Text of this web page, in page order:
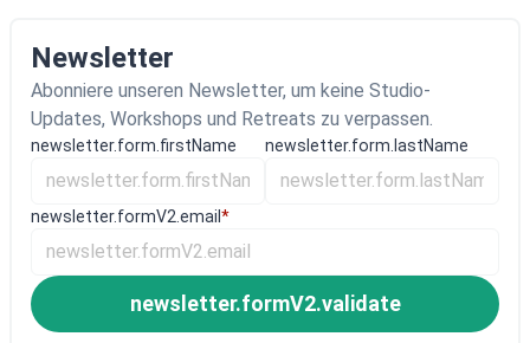
Newsletter
Abonniere unseren Newsletter, um keine Studio-
Updates, Workshops und Retreats zu verpassen.
newsletter.form.firstName newsletter.form.lastName
newsletter.formV2.email *
newsletter.formV2.validate